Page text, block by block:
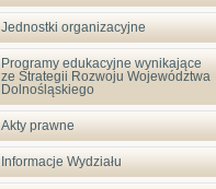
Jednostki organizacyjne
Programy edukacyjne wynikające
ze Strategii Rozwoju Województwa
Dolnośląskiego
Akty prawne
Informacje Wydziału